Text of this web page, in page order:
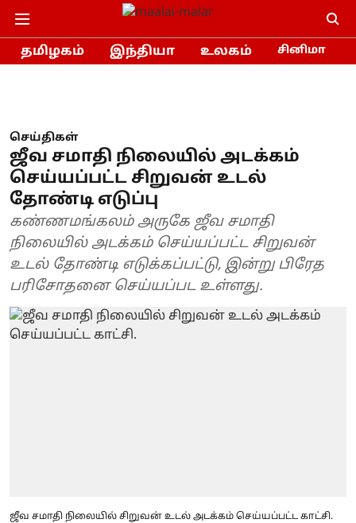
தமிழகம் இந்தியா உலகம் சினிமா
செய்திகள்
ஜீவ சமாதி நிலையில் அடக்கம்
செய்யப்பட்ட சிறுவன் உடல்
தோண்டி எடுப்பு
கண்ணமங்கலம் அருகே ஜீவ சமாதி
நிலையில் அடக்கம் செய்யப்பட்ட சிறுவன்
உடல் தோண்டி எடுக்கப்பட்டு, இன்று பிரேத
பரிசோதனை செய்யப்பட உள்ளது.
ஜீவ சமாதி நிலையில் சிறுவன் உடல் அடக்கம் செய்யப்பட்ட காட்சி.